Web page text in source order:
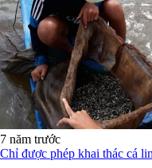
7 năm trước
Chỉ được phép khai thác cá